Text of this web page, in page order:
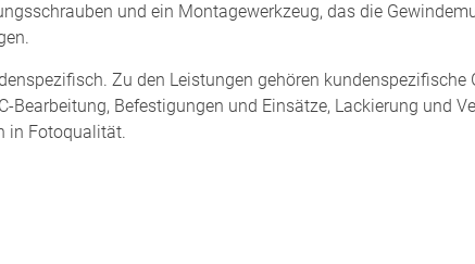
und ein Montagewerkzeug, das die
Zu den Leistungen gehören kundenspezifische
Bearbeitung, Befestigungen und Einsätze, Lackierung und
in Fotoqualität.